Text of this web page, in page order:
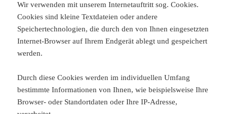
Wir verwenden mit unserem Internetauftritt sog. Cookies.
Cookies sind kleine Textdateien oder andere
Speichertechnologien, die durch den von Ihnen eingesetzten
Internet-Browser auf Ihrem Endgerät ablegt und gespeichert
werden.
Durch diese Cookies werden im individuellen Umfang
bestimmte Informationen von Ihnen, wie beispielsweise Ihre
Browser- oder Standortdaten oder Ihre IP-Adresse,